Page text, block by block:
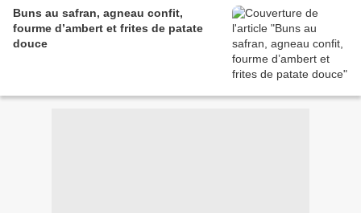
Buns au safran, agneau confit,
fourme d’ambert et frites de patate
douce